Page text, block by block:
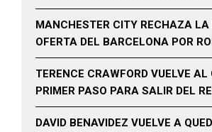
MANCHESTER CITY RECHAZA LA
OFERTA DEL BARCELONA POR
TERENCE CRAWFORD VUELVE AL
PRIMER PASO PARA SALIR DEL
DAVID BENAVIDEZ VUELVE A